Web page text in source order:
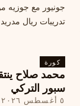
جونيور مع جوزيه
تدريبات ريال
كورة
محمد صلاح
سبور التركي
٥ أغسطس ٢٠٢٦